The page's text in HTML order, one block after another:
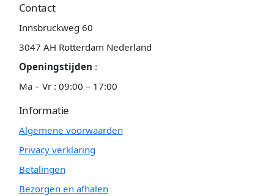
Contact
Innsbruckweg 60
3047 AH Rotterdam Nederland
Openingstijden :
Ma – Vr : 09:00 – 17:00
Informatie
Algemene voorwaarden
Privacy verklaring
Betalingen
Bezorgen en afhalen